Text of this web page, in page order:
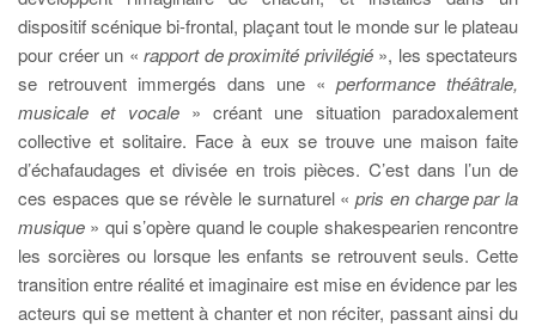
dispositif scénique bi-frontal, plaçant tout le monde sur le plateau
pour créer un « rapport de proximité privilégié», les spectateurs
se retrouvent immergés dans une « performance théâtrale,
musicale et vocale» créant une situation paradoxalement
collective et solitaire. Face à eux se trouve une maison faite
d’échafaudages et divisée en trois pièces. C’est dans l’un de
ces espaces que se révèle le surnaturel « pris en charge par la
musique » qui s’opère quand le couple shakespearien rencontre
les sorcières ou lorsque les enfants se retrouvent seuls. Cette
transition entre réalité et imaginaire est mise en évidence par les
acteurs qui se mettent à chanter et non réciter, passant ainsi du